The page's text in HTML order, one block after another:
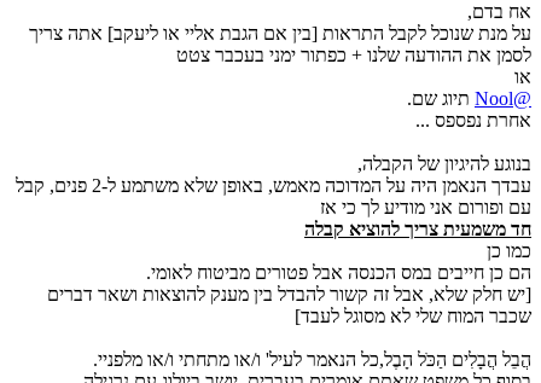
אח בדם,
על מנת שנוכל לקבל התראות [בין אם הגבת אליי או ליעקב] אתה צריך
לסמן את ההודעה שלנו + כפתור ימני בעכבר צטט
או
@Nool
תיוג שם.
אחרת נפספס ...
בנוגע להיגיון של הקבלה,
עבדך הנאמן היה על המדוכה מאמש, באופן שלא משתמע ל-2 פנים, קבל
עם ופורום אני מודיע לך כי אז
חד משמעית צריך להוציא קבלה
כמו כן
הם כן חייבים במס הכנסה אבל פטורים מביטוח לאומי.
[יש חלק שלא, אבל זה קשור להבדל בין מענק להוצאות ושאר דברים
שכבר המוח שלי לא מסוגל לעבד]
הֲבֵל הֲבָלִים הַכֹּל הָבֶל,כל הנאמר לעיל' ו/או מתחתי ו/או מלפניי.